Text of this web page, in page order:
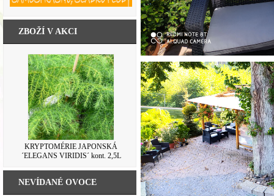
ZBOŽÍ V AKCI
KRYPTOMÉRIE JAPONSKÁ
´ELEGANS VIRIDIS´ kont. 2,5L
HORTENZIE LATNATÁ ´PAPILLON´
kont. 10L
NEVÍDANÉ OVOCE